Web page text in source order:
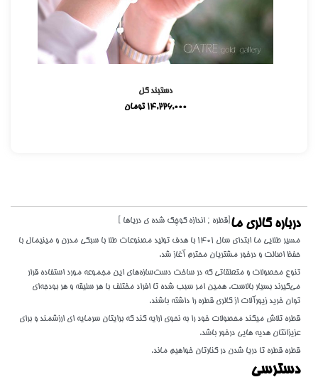
دستبند گل
14,226,000 تومان
درباره گالری ما [قطره ; اندازه کوچک شده ی دریاها ]
مسیر طلایی ما ابتدای سال 1401 با هدف تولید مصنوعات طلا با سبکی مدرن و مینیمال با
حفظ اصالت و درخور مشتریان محترم آغاز شد.
تنوع محصولات و متعلقاتی که در ساخت دست‌سازه‌های این مجموعه مورد استفاده قرار
می‌گیرند بسیار بالاست. همین امر سبب شده تا افراد مختلف با هر سلیقه و هر بودجه‌ای
توان خرید زیورآلات از گالری قطره را داشته باشند.
قطره تلاش میکند محصولات خود را به نحوی ارایه کند که برایتان سرمایه ای ارزشمند و برای
عزیزانتان هدیه هایی درخور باشد.
قطره قطره تا دریا شدن در کنارتان خواهیم ماند.
دسترسی